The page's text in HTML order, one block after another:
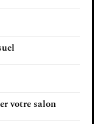
votre salon